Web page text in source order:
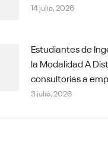
14 julio, 2026
Estudiantes de
la Modalidad A
consultorías a
3 julio, 2026